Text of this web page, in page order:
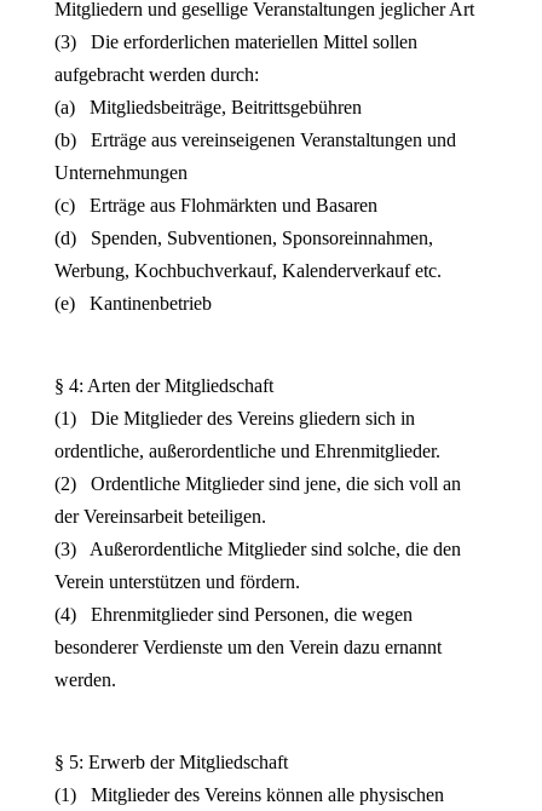
Mitgliedern und gesellige Veranstaltungen jeglicher Art
(3) Die erforderlichen materiellen Mittel sollen
aufgebracht werden durch:
(a) Mitgliedsbeiträge, Beitrittsgebühren
(b) Erträge aus vereinseigenen Veranstaltungen und
Unternehmungen
(c) Erträge aus Flohmärkten und Basaren
(d) Spenden, Subventionen, Sponsoreinnahmen,
Werbung, Kochbuchverkauf, Kalenderverkauf etc.
(e) Kantinenbetrieb
§ 4: Arten der Mitgliedschaft
(1) Die Mitglieder des Vereins gliedern sich in
ordentliche, außerordentliche und Ehrenmitglieder.
(2) Ordentliche Mitglieder sind jene, die sich voll an
der Vereinsarbeit beteiligen.
(3) Außerordentliche Mitglieder sind solche, die den
Verein unterstützen und fördern.
(4) Ehrenmitglieder sind Personen, die wegen
besonderer Verdienste um den Verein dazu ernannt
werden.
§ 5: Erwerb der Mitgliedschaft
(1) Mitglieder des Vereins können alle physischen